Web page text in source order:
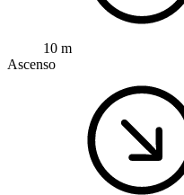
10 m
Ascenso